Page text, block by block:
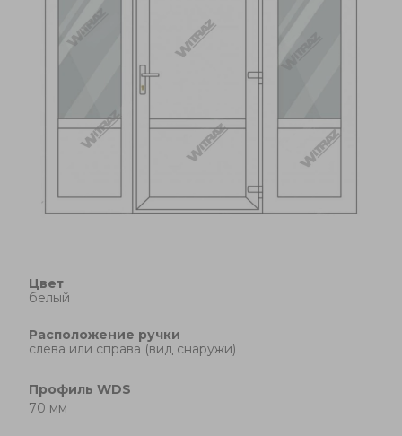
Цвет
белый
Расположение ручки
cлева или справа (вид снаружи)
Профиль WDS
70 мм